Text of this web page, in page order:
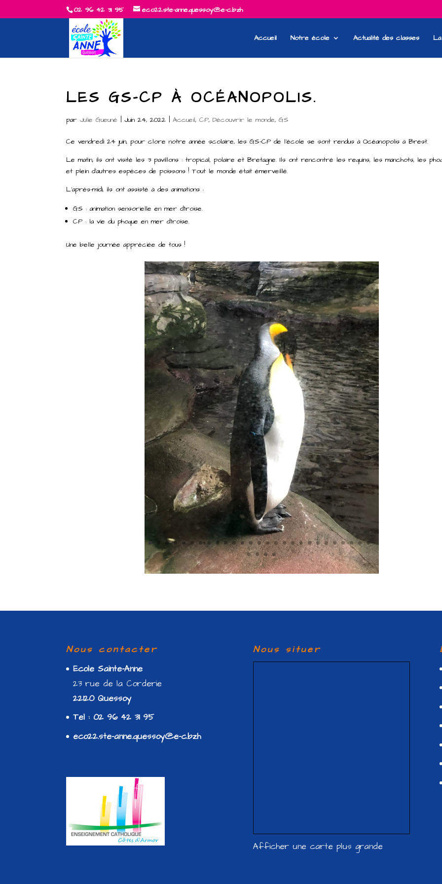
02 96 42 31 95 eco22.ste-anne.quessoy@e-c.bzh
Accueil Notre école Actualité des classes
LES GS-CP À OCÉANOPOLIS.
parJulie Gueuné |Juin 24, 2022 |Accueil,CP,Découvrir le monde,GS
Ce vendredi 24 juin, pour clore notre année scolaire, les GS-CP de l’école se sont rendus à Océanopolis à Brest.
Le matin, ils ont visité les 3 pavillons : tropical, polaire et Bretagne. Ils ont rencontré les requins, les manchots, les
et plein d’autres espèces de poissons ! Tout le monde était émerveillé.
L’après-midi, ils ont assisté à des animations :
GS : animation sensorielle en mer d’Iroise.
CP : la vie du phoque en mer d’Iroise.
Une belle journée appréciée de tous !
Nous contacter
Ecole Sainte-Anne
23 rue de la Corderie
22120 Quessoy
Tel : 02 96 42 31 95
eco22.ste-anne.quessoy@e-c.bzh
Nous situer
Afficher une carte plus grande